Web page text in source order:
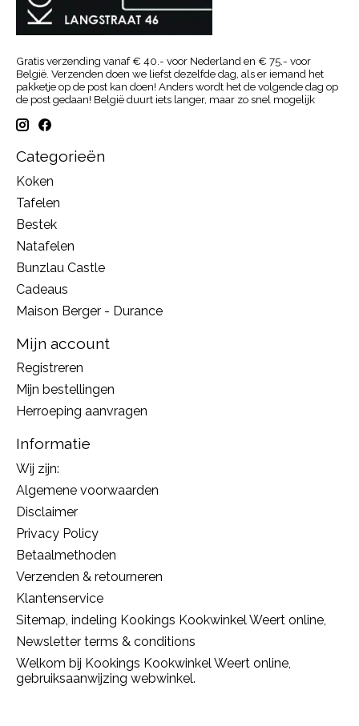
Gratis verzending vanaf € 40.- voor Nederland en € 75.- voor
België. Verzenden doen we liefst dezelfde dag, als er iemand het
pakketje op de post kan doen! Anders wordt het de volgende dag op
de post gedaan! België duurt iets langer, maar zo snel mogelijk
Categorieën
Koken
Tafelen
Bestek
Natafelen
Bunzlau Castle
Cadeaus
Maison Berger - Durance
Mijn account
Registreren
Mijn bestellingen
Herroeping aanvragen
Informatie
Wij zijn:
Algemene voorwaarden
Disclaimer
Privacy Policy
Betaalmethoden
Verzenden & retourneren
Klantenservice
Sitemap, indeling Kookings Kookwinkel Weert online,
Newsletter terms & conditions
Welkom bij Kookings Kookwinkel Weert online,
gebruiksaanwijzing webwinkel.